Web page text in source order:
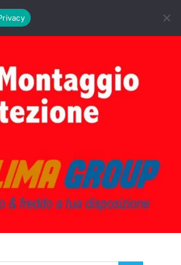
ACCENSIONE CALDAIE BIASI